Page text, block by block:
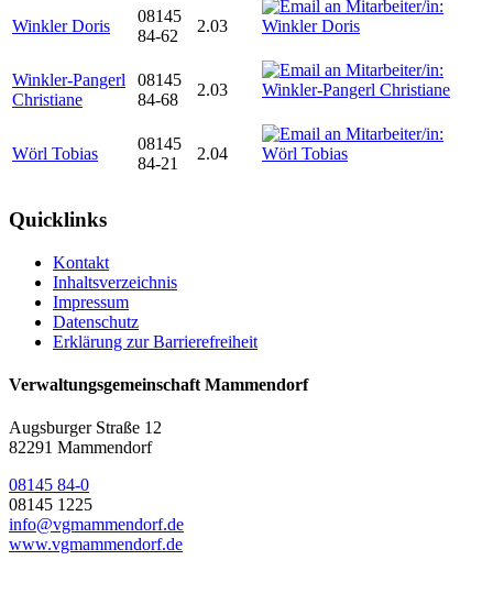
Winkler Doris
08145
84-62
2.03
Winkler-Pangerl
Christiane
08145
84-68
2.03
Wörl Tobias
08145
84-21
2.04
Quicklinks
Kontakt
Inhaltsverzeichnis
Impressum
Datenschutz
Erklärung zur Barrierefreiheit
Verwaltungsgemeinschaft Mammendorf
Augsburger Straße 12
82291 Mammendorf
08145 84-0
08145 1225
info@vgmammendorf.de
www.vgmammendorf.de